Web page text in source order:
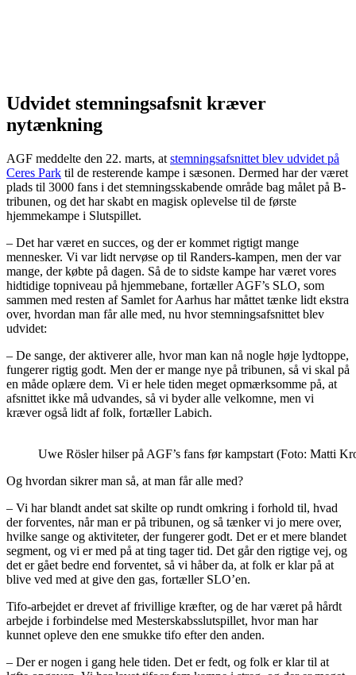
Udvidet stemningsafsnit kræver
nytænkning
AGF meddelte den 22. marts, at stemningsafsnittet blev udvidet på
Ceres Park til de resterende kampe i sæsonen. Dermed har der været
plads til 3000 fans i det stemningsskabende område bag målet på B-
tribunen, og det har skabt en magisk oplevelse til de første
hjemmekampe i Slutspillet.
– Det har været en succes, og der er kommet rigtigt mange
mennesker. Vi var lidt nervøse op til Randers-kampen, men der var
mange, der købte på dagen. Så de to sidste kampe har været vores
hidtidige topniveau på hjemmebane, fortæller AGF’s SLO, som
sammen med resten af Samlet for Aarhus har måttet tænke lidt ekstra
over, hvordan man får alle med, nu hvor stemningsafsnittet blev
udvidet:
– De sange, der aktiverer alle, hvor man kan nå nogle høje lydtoppe,
fungerer rigtig godt. Men der er mange nye på tribunen, så vi skal på
en måde oplære dem. Vi er hele tiden meget opmærksomme på, at
afsnittet ikke må udvandes, så vi byder alle velkomne, men vi
kræver også lidt af folk, fortæller Labich.
Uwe Rösler hilser på AGF’s fans før kampstart (Foto: Matti
Og hvordan sikrer man så, at man får alle med?
– Vi har blandt andet sat skilte op rundt omkring i forhold til, hvad
der forventes, når man er på tribunen, og så tænker vi jo mere over,
hvilke sange og aktiviteter, der fungerer godt. Det er et mere blandet
segment, og vi er med på at ting tager tid. Det går den rigtige vej, og
det er gået bedre end forventet, så vi håber da, at folk er klar på at
blive ved med at give den gas, fortæller SLO’en.
Tifo-arbejdet er drevet af frivillige kræfter, og de har været på hårdt
arbejde i forbindelse med Mesterskabsslutspillet, hvor man har
kunnet opleve den ene smukke tifo efter den anden.
– Der er nogen i gang hele tiden. Det er fedt, og folk er klar til at